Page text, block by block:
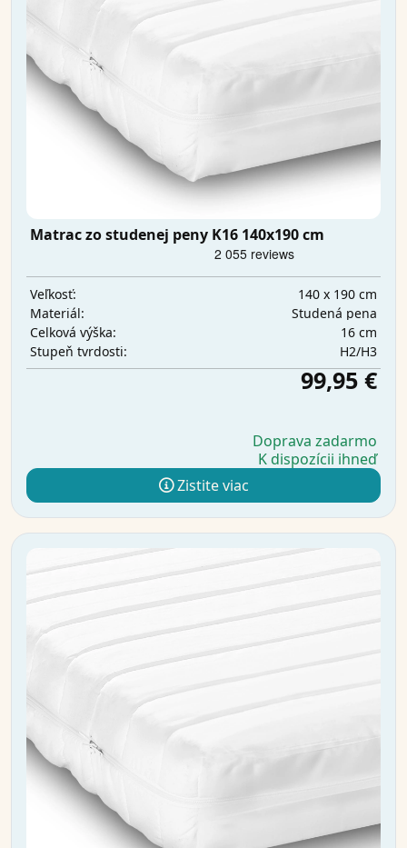
Matrac zo studenej peny K16 140x190 cm
Veľkosť:
140 x 190 cm
Materiál:
Studená pena
Celková výška:
16 cm
Stupeň tvrdosti:
H2/H3
99,95 €
Doprava zadarmo
K dispozícii ihneď
Zistite viac